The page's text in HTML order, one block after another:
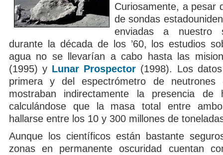
Curiosamente, a pesar
de sondas
enviadas a nuestro
durante la década de los ’60, los estudios
agua no se llevarían a cabo hasta las
(1995) y Lunar Prospector (1998). Los
primera y del espectrómetro de neutrones
mostraban indirectamente la presencia de
calculándose que la masa total entre
hallarse entre los 10 y 300 millones de
Aunque los científicos están bastante
zonas en permanente oscuridad cuentan